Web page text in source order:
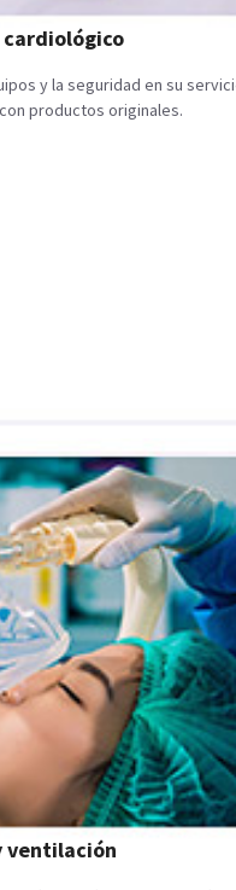
y la seguridad en su
productos originales.
ventilación